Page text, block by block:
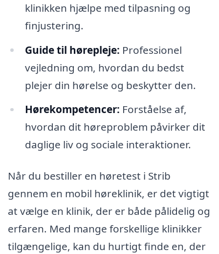
klinikken hjælpe med tilpasning og
finjustering.
Guide til hørepleje: Professionel
vejledning om, hvordan du bedst
plejer din hørelse og beskytter den.
Hørekompetencer: Forståelse af,
hvordan dit høreproblem påvirker dit
daglige liv og sociale interaktioner.
Når du bestiller en høretest i Strib
gennem en mobil høreklinik, er det vigtigt
at vælge en klinik, der er både pålidelig og
erfaren. Med mange forskellige klinikker
tilgængelige, kan du hurtigt finde en, der